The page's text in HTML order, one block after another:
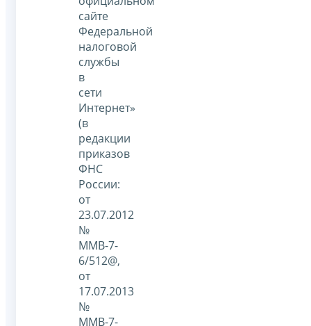
сайте
Федеральной
налоговой
службы
в
сети
Интернет»
(в
редакции
приказов
ФНС
России:
от
23.07.2012
№
ММВ-7-
6/512@,
от
17.07.2013
№
ММВ-7-